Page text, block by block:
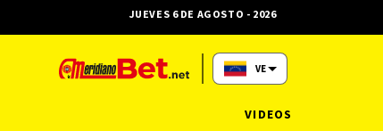
JUEVES 6 DE AGOSTO - 2026
VE
VIDEOS